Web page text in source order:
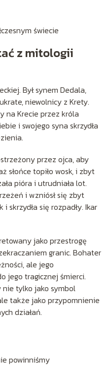
świecie
z mitologii
Był synem Dedala,
niewolnicy z Krety.
na Krecie przez króla
i swojego syna skrzydła
przez ojca, aby
słońce topiło wosk, i zbyt
pióra i utrudniała lot.
i wzniósł się zbyt
i skrzydła się rozpadły. Ikar
jako przestrogę
granic. Bohater
ale jego
jego tragicznej śmierci.
tylko jako symbol
także jako przypomnienie
działań.
powinniśmy